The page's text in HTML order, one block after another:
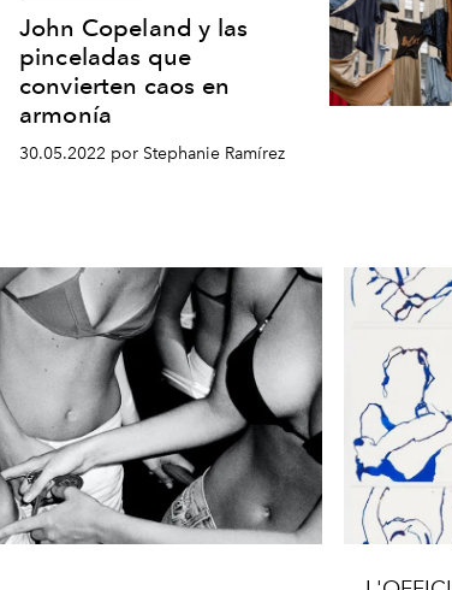
John Copeland y las
pinceladas que
convierten caos en
armonía
30.05.2022 por Stephanie Ramírez